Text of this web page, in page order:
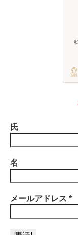
氏
名
メールアドレス *